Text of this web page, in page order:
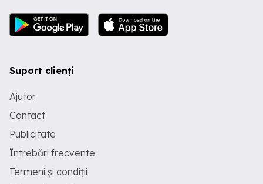
Suport clienți
Ajutor
Contact
Publicitate
Întrebări frecvente
Termeni și condiții